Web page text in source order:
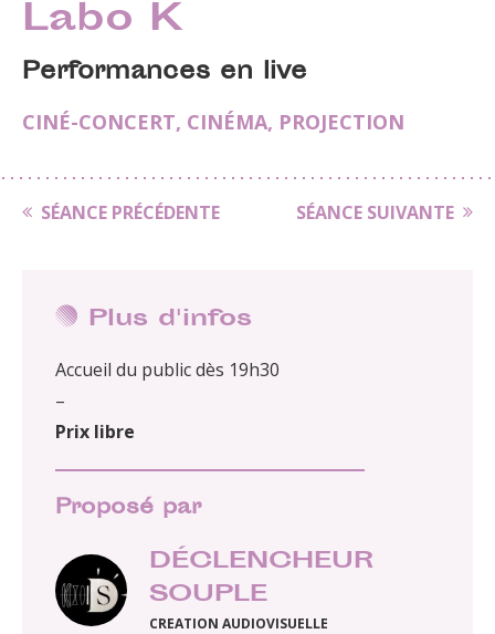
Labo K
Performances en live
CINÉ-CONCERT, CINÉMA, PROJECTION
SÉANCE PRÉCÉDENTE SÉANCE SUIVANTE
Plus d'infos
Accueil du public dès 19h30
–
Prix libre
Proposé par
DÉCLENCHEUR
SOUPLE
CREATION AUDIOVISUELLE